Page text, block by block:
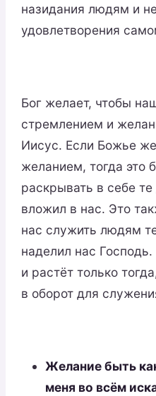
назидания людям и
удовлетворения
Бог желает, чтобы
стремлением и
Иисус. Если Божье
желанием, тогда это
раскрывать в себе
вложил в нас. Это
нас служить людям
наделил нас
и растёт только
в оборот для
Желание быть
меня во всём